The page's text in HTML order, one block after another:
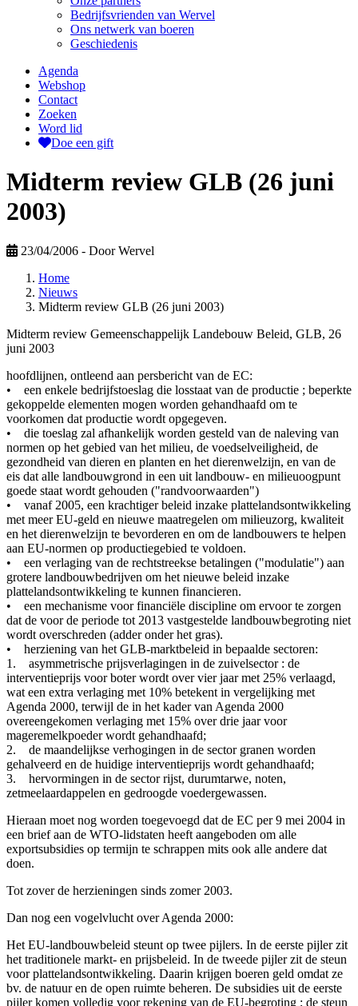
Bedrijfsvrienden van Wervel
Ons netwerk van boeren
Geschiedenis
Agenda
Webshop
Contact
Zoeken
Word lid
Doe een gift
Midterm review GLB (26 juni
2003)
23/04/2006 - Door Wervel
Home
Nieuws
Midterm review GLB (26 juni 2003)
Midterm review Gemeenschappelijk Landebouw Beleid, GLB, 26
juni 2003
hoofdlijnen, ontleend aan persbericht van de EC:
• een enkele bedrijfstoeslag die losstaat van de productie ; beperkte
gekoppelde elementen mogen worden gehandhaafd om te
voorkomen dat productie wordt opgegeven.
• die toeslag zal afhankelijk worden gesteld van de naleving van
normen op het gebied van het milieu, de voedselveiligheid, de
gezondheid van dieren en planten en het dierenwelzijn, en van de
eis dat alle landbouwgrond in een uit landbouw- en milieuoogpunt
goede staat wordt gehouden ("randvoorwaarden")
• vanaf 2005, een krachtiger beleid inzake plattelandsontwikkeling
met meer EU-geld en nieuwe maatregelen om milieuzorg, kwaliteit
en het dierenwelzijn te bevorderen en om de landbouwers te helpen
aan EU-normen op productiegebied te voldoen.
• een verlaging van de rechtstreekse betalingen ("modulatie") aan
grotere landbouwbedrijven om het nieuwe beleid inzake
plattelandsontwikkeling te kunnen financieren.
• een mechanisme voor financiële discipline om ervoor te zorgen
dat de voor de periode tot 2013 vastgestelde landbouwbegroting niet
wordt overschreden (adder onder het gras).
• herziening van het GLB-marktbeleid in bepaalde sectoren:
1. asymmetrische prijsverlagingen in de zuivelsector : de
interventieprijs voor boter wordt over vier jaar met 25% verlaagd,
wat een extra verlaging met 10% betekent in vergelijking met
Agenda 2000, terwijl de in het kader van Agenda 2000
overeengekomen verlaging met 15% over drie jaar voor
mageremelkpoeder wordt gehandhaafd;
2. de maandelijkse verhogingen in de sector granen worden
gehalveerd en de huidige interventieprijs wordt gehandhaafd;
3. hervormingen in de sector rijst, durumtarwe, noten,
zetmeelaardappelen en gedroogde voedergewassen.
Hieraan moet nog worden toegevoegd dat de EC per 9 mei 2004 in
een brief aan de WTO-lidstaten heeft aangeboden om alle
exportsubsidies op termijn te schrappen mits ook alle andere dat
doen.
Tot zover de herzieningen sinds zomer 2003.
Dan nog een vogelvlucht over Agenda 2000:
Het EU-landbouwbeleid steunt op twee pijlers. In de eerste pijler zit
het traditionele markt- en prijsbeleid. In de tweede pijler zit de steun
voor plattelandsontwikkeling. Daarin krijgen boeren geld omdat ze
bv. de natuur en de open ruimte beheren. De subsidies uit de eerste
pijler komen volledig voor rekening van de EU-begroting ; de steun